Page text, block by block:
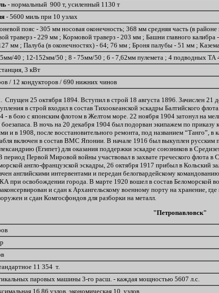
- нормальный 900 т, усиленный 1130 т
- 5600 миль при 10 узлах
пояс - 305 мм носовая оконечность; 368 мм средняя часть (в
траверз - 229 мм ; Кормовой траверз - 203 мм ; Башни главного
мм ; Палуба (в оконечностях) - 64; 76 мм ; Броня палубы - 51 мм ;
40 ; 12-152мм/50 ; 8 - 75мм/50 ; 6 - 7,62мм пулемета ; 4 подводных
3 кВт
/ 12 кондукторов / 690 нижних чинов
25 октября 1894. Вступил в строй 18 августа 1896. Зачислен 21
в строй входил в состав Тихоокеанской эскадры Балтийского
- в бою с японским флотом в Желтом море. 22 ноября 1904 затонул на
В ночь на 20 декабря 1904 был подорван экипажем по
и в 1908, после восстановительного ремонта, под названием “Танго”, в
включен в состав ВМС Японии. В начале 1916 был выкуплен
(Египет) для оказания поддержки эскадре союзников в
период Первой Мировой войны участвовал в захвате греческого флота
англо-французской эскадры, 26 октября 1917 прибыл в Кольский
английскими интервентами и передан белогвардейскому
при освобождении города. В марте 1920 вошел в состав Беломорской
и сдан к Архангельскому военному порту на хранение,
и сдан Комгосфондов для разборки на металл.
"Петропавловск"
11 354 т.
паровых машины 3-го расш. - каждая мощностью 5607 л.с.
16,86 узлов, экономическая 10 узлов